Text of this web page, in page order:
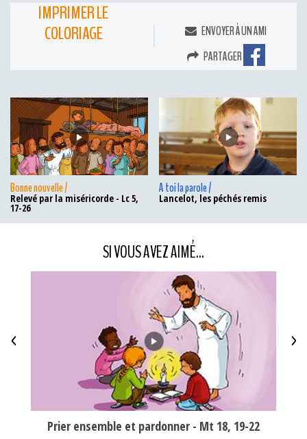
IMPRIMER LE
COLORIAGE
ENVOYER À UN AMI
PARTAGER
Bonne nouvelle /
Relevé par la miséricorde - Lc 5,
17-26
A toi la parole /
Lancelot, les péchés remis
SI VOUS AVEZ AIMÉ...
Prier ensemble et pardonner - Mt 18, 19-22
< >